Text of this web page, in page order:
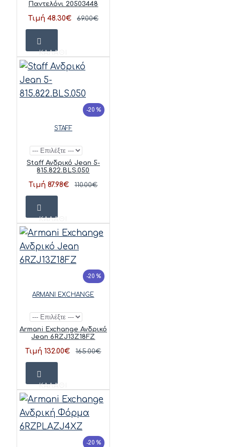
Παντελόνι 20503448
Τιμή 48.30€ 69.00€
ΚΑΛΆΘΙ
-20 %
STAFF
Staff Ανδρικό Jean 5-
815.822.BLS.050
Τιμή 87.98€ 110.00€
ΚΑΛΆΘΙ
-20 %
ARMANI EXCHANGE
Armani Exchange Ανδρικό
Jean 6RZJ13Z18FZ
Τιμή 132.00€ 165.00€
ΚΑΛΆΘΙ
-20 %